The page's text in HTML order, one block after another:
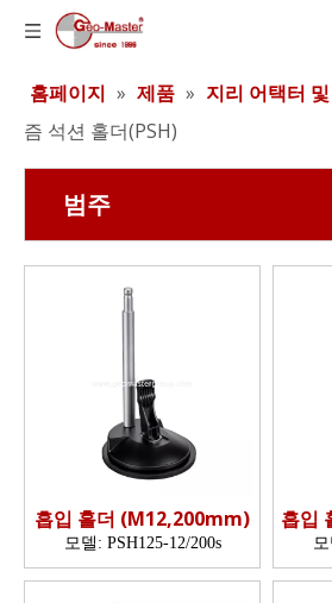
홈페이지 » 제품 » 지리 어택터
즘 석션 홀더(PSH)
범주
흡입 홀더 (M12,200mm)
모델: PSH125-12/200s
흡입